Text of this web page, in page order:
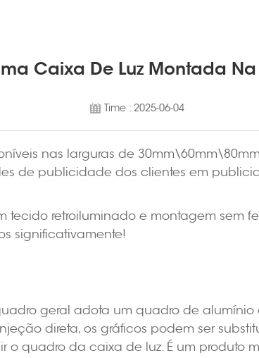
Caixa De Luz Montada
Time : 2025-06-04
nas larguras de
de publicidade dos clientes em
tecido retroiluminado e montagem sem
significativamente!
geral adota um quadro de
direta, os gráficos podem ser
o quadro da caixa de luz. É um produto